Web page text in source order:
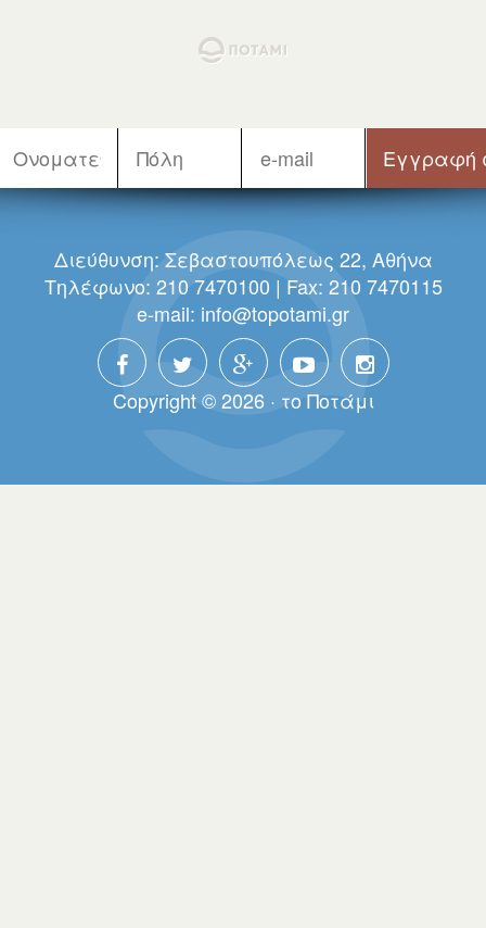
Διεύθυνση: Σεβαστουπόλεως 22, Αθήνα
Τηλέφωνο: 210 7470100 | Fax: 210 7470115
e-mail: info@topotami.gr
Copyright © 2026 · τo Πoτάμι